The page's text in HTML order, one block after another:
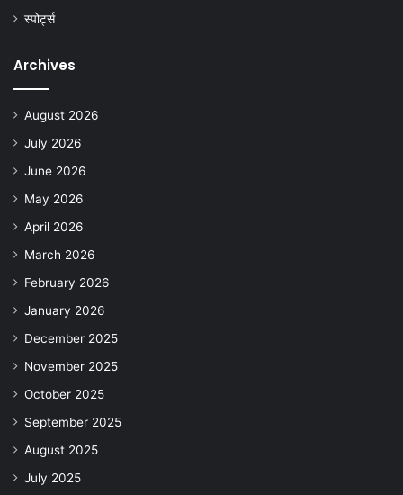
स्पोर्ट्स
Archives
August 2026
July 2026
June 2026
May 2026
April 2026
March 2026
February 2026
January 2026
December 2025
November 2025
October 2025
September 2025
August 2025
July 2025